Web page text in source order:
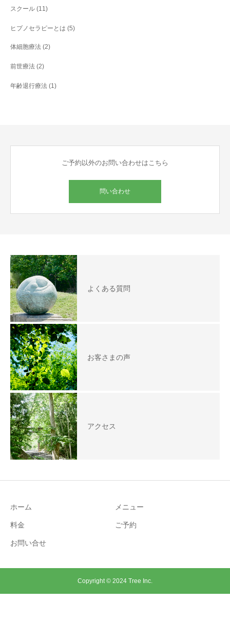
スクール (11)
ヒプノセラピーとは (5)
体細胞療法 (2)
前世療法 (2)
年齢退行療法 (1)
ご予約以外のお問い合わせはこちら
問い合わせ
よくある質問
お客さまの声
アクセス
ホーム メニュー
料金 ご予約
お問い合せ
Copyright © 2024 Tree Inc.